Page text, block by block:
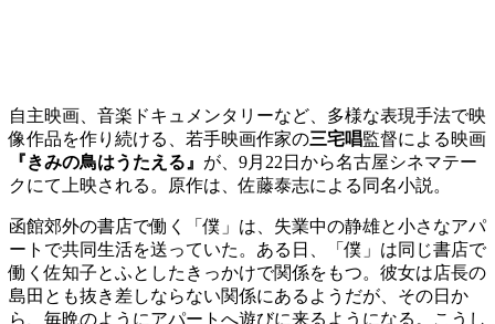
自主映画、音楽ドキュメンタリーなど、多様な表現手法で映
像作品を作り続ける、若手映画作家の三宅唱監督による映画
『きみの鳥はうたえる』 が、9月22日から名古屋シネマテー
クにて上映される。原作は、佐藤泰志による同名小説。
函館郊外の書店で働く「僕」は、失業中の静雄と小さなアパ
ートで共同生活を送っていた。ある日、「僕」は同じ書店で
働く佐知子とふとしたきっかけで関係をもつ。彼女は店長の
島田とも抜き差しならない関係にあるようだが、その日か
ら、毎晩のようにアパートへ遊びに来るようになる。こうし